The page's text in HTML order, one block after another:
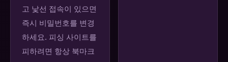
고 낯선 접속이 있으면
즉시 비밀번호를 변경
하세요. 피싱 사이트를
피하려면 항상 북마크